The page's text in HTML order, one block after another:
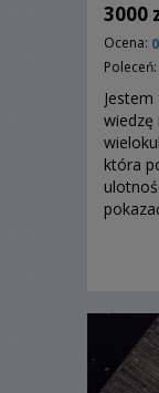
3000
Ocena:
wiedzę
która